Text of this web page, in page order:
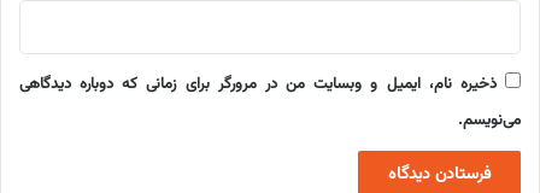
ذخیره نام، ایمیل و وبسایت من در مرورگر برای زمانی که دوباره دیدگاهی
می‌نویسم.